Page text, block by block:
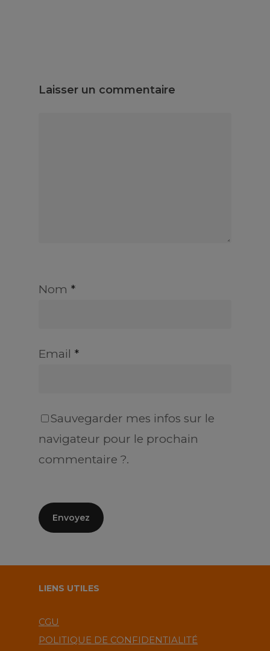
Laisser un commentaire
Nom *
Email *
Sauvegarder mes infos sur le
navigateur pour le prochain
commentaire ?.
LIENS UTILES
CGU
POLITIQUE DE CONFIDENTIALITÉ